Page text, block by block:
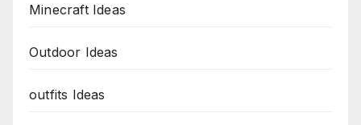
Minecraft Ideas
Outdoor Ideas
outfits Ideas